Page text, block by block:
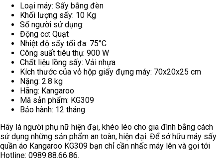
Loại máy: Sấy bằng đèn
Khối lượng sấy: 10 Kg
Số người sử dụng:
Động cơ: Quạt
Nhiệt độ sấy tối đa: 75°C
Công suất tiêu thụ: 900 W
Chất liệu lồng sấy: Vải nhựa
Kích thước của vỏ hộp giấy đựng máy: 70x20x25 cm
Nặng: 2.8 kg
Hãng: Kangaroo
Mã sản phẩm: KG309
Bảo hành: 12 tháng
Hãy là người phụ nữ hiện đại, khéo léo cho gia đình bằng cách
sử dụng những sản phẩm an toàn, hiện đại. Để sở hữu máy sấy
quần áo Kangaroo KG309 bạn chỉ cần nhấc máy lên và gọi tới
Hotline: 0989.88.66.86.